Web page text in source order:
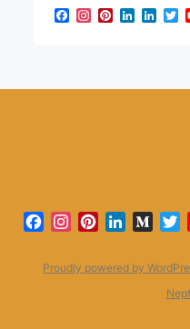
Facebook
Instagram
Pinterest
Facebook
Instagram
PinterestLinkedIn
Proudly powered by